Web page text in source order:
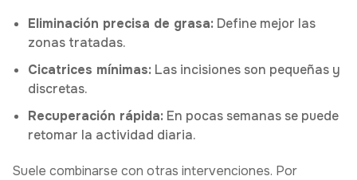
Eliminación precisa de grasa: Define mejor las
zonas tratadas.
Cicatrices mínimas: Las incisiones son pequeñas y
discretas.
Recuperación rápida: En pocas semanas se puede
retomar la actividad diaria.
Suele combinarse con otras intervenciones. Por